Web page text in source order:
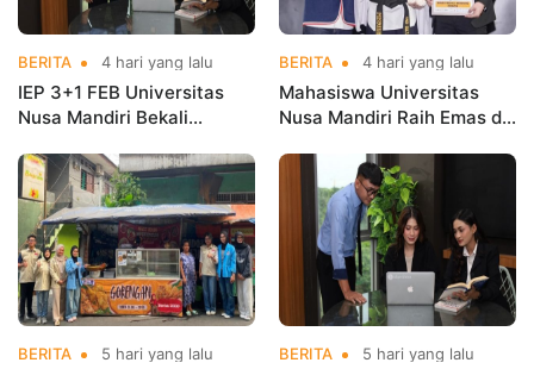
BERITA 4 hari yang lalu
IEP 3+1 FEB Universitas
Nusa Mandiri Bekali
Kerja Sebelum Lulus
BERITA 4 hari yang lalu
Mahasiswa Universitas
Nusa Mandiri Raih Emas di
Indonesia Open
Championships 2026
BERITA 5 hari yang lalu BERITA 5 hari yang lalu